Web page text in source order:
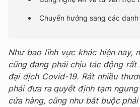
Chuyển hướng sang các
Như bao lĩnh vực khác hiện nay,
cũng đang phải chịu tác động
đại dịch Covid-19. Rất nhiều
phải đưa ra quyết định tạm
cửa hàng, cũng như bắt buộc